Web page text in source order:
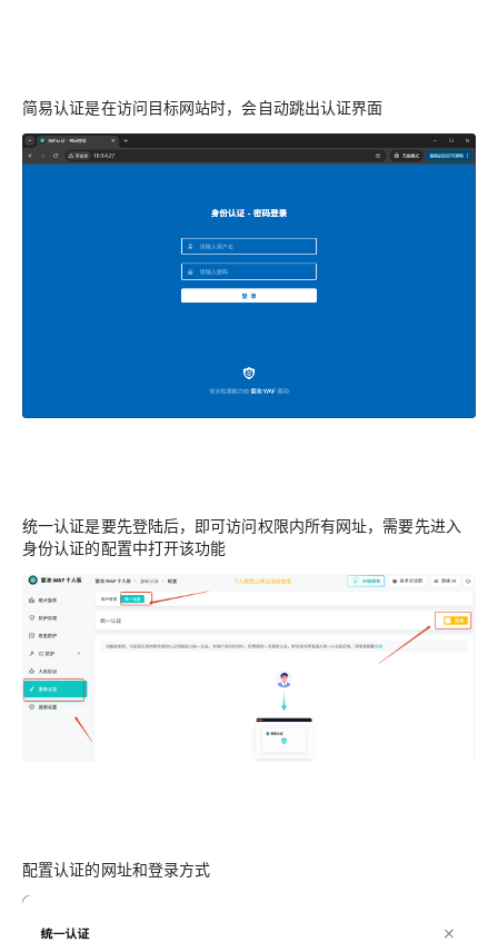
简易认证是在访问目标网站时，会自动跳出认证界面
统一认证是要先登陆后，即可访问权限内所有网址，需要先进入
身份认证的配置中打开该功能
配置认证的网址和登录方式